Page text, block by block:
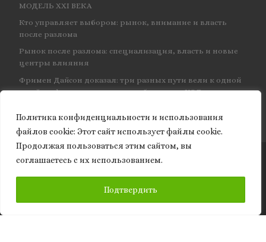
Политика конфиденциальности и использования
файлов сookie: Этот сайт использует файлы cookie.
Продолжая пользоваться этим сайтом, вы
соглашаетесь с их использованием.
Подтвердить
МОДЕЛЬ XXI ВЕКА
Кто управляет выбором: рынок, внимание и власть
после разлома
Рынок после разлома: специализация, власть и новые
центры влияния
Фримен Дайсон доказал: три разных пути вели к одной
и той же физике — и навсегда объединил КЭД
© 2026Granite of science– Все права защищены